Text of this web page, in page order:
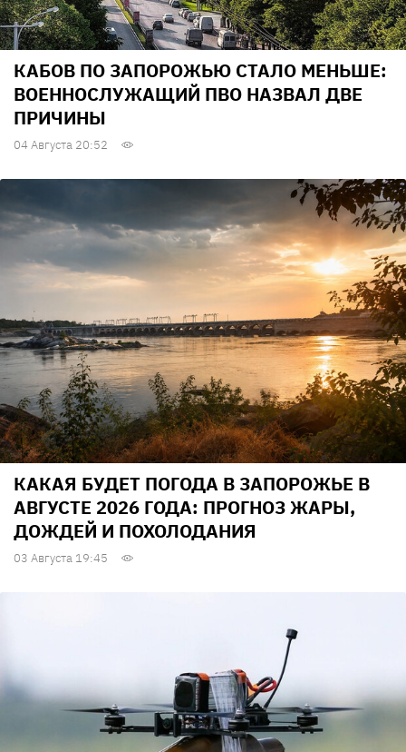
КАБОВ ПО ЗАПОРОЖЬЮ СТАЛО МЕНЬШЕ:
ВОЕННОСЛУЖАЩИЙ ПВО НАЗВАЛ ДВЕ
ПРИЧИНЫ
04 Августа 20:52
КАКАЯ БУДЕТ ПОГОДА В ЗАПОРОЖЬЕ В
АВГУСТЕ 2026 ГОДА: ПРОГНОЗ ЖАРЫ,
ДОЖДЕЙ И ПОХОЛОДАНИЯ
03 Августа 19:45